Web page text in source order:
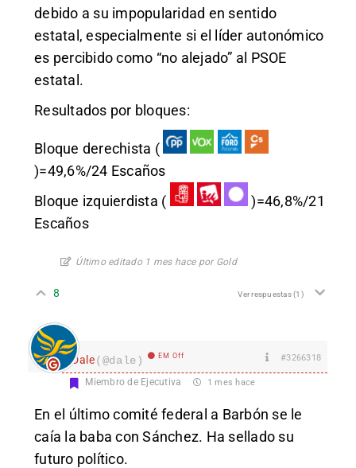
debido a su impopularidad en sentido
estatal, especialmente si el líder autonómico
es percibido como “no alejado” al PSOE
estatal.
Resultados por bloques:
Bloque derechista (
)=49,6%/24 Escaños
Bloque izquierdista (
)=46,8%/21
Escaños
Último editado 1 mes hace por Gold
8 Ver respuestas(1)
Dale(@dale) EM Off #3266318
Miembro de Ejecutiva 1 mes hace
En el último comité federal a Barbón se le
caía la baba con Sánchez. Ha sellado su
futuro político.